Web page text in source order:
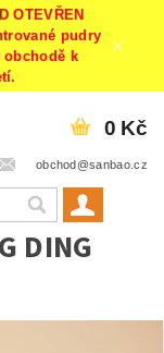
OTEVŘEN
pudry
k
obchod@sanbao.cz
0 Kč
DING